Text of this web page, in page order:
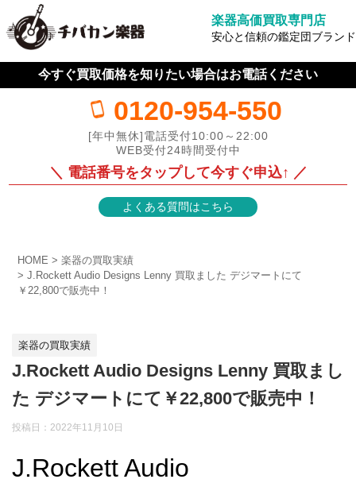
楽器高価買取専門店
安心と信頼の鑑定団ブランド
今すぐ買取価格を知りたい場合はお電話ください
0120-954-550
[年中無休]電話受付10:00～22:00
WEB受付24時間受付中
＼ 電話番号をタップして今すぐ申込↑ ／
よくある質問はこちら
HOME
楽器の買取実績
J.Rockett Audio Designs Lenny 買取ました デジマートにて
￥22,800で販売中！
楽器の買取実績
J.Rockett Audio Designs Lenny 買取まし
た デジマートにて￥22,800で販売中！
投稿日：2022年11月10日
J.Rockett Audio